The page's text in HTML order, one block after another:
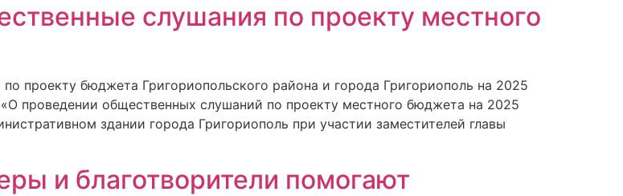
слушания по проекту местного
проекту бюджета Григориопольского района и города Григориополь на 2025
проведении общественных слушаний по проекту местного бюджета на 2025
здании города Григориополь при участии заместителей главы
и благотворители помогают